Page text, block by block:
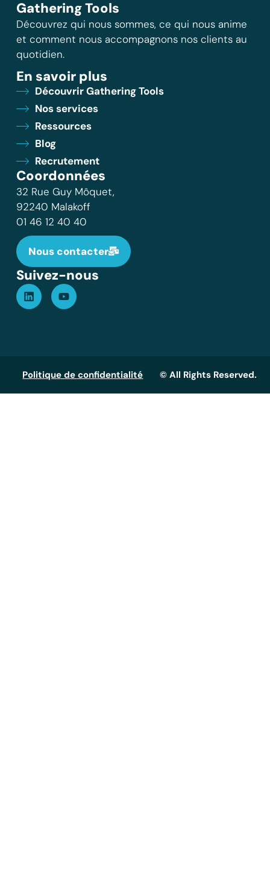
Gathering Tools
Découvrez qui nous sommes, ce qui nous anime
et comment nous accompagnons nos clients au
quotidien.
En savoir plus
Découvrir Gathering Tools
Nos services
Ressources
Blog
Recrutement
Coordonnées
32 Rue Guy Môquet,
92240 Malakoff
01 46 12 40 40
Nous contacter
Suivez-nous
Politique de confidentialité © All Rights Reserved.